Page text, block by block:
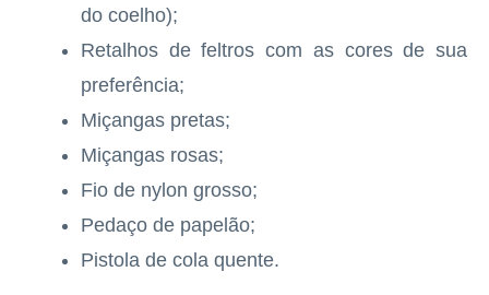
do coelho);
Retalhos de feltros com as cores de sua
preferência;
Miçangas pretas;
Miçangas rosas;
Fio de nylon grosso;
Pedaço de papelão;
Pistola de cola quente.